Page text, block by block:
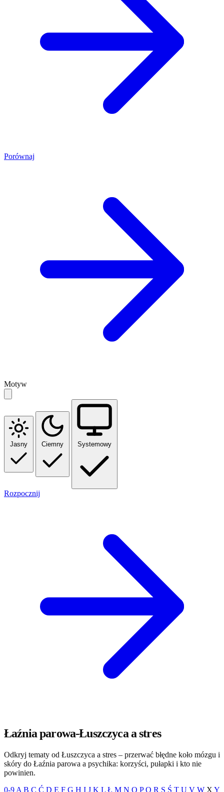
Porównaj
Motyw
Jasny Ciemny Systemowy
Rozpocznij
Łaźnia parowa-Łuszczyca a stres
Odkryj tematy od Łuszczyca a stres – przerwać błędne koło mózgu i
skóry do Łaźnia parowa a psychika: korzyści, pułapki i kto nie
powinien.
0-9 A B C Ć D E F G H I J K L Ł M N O PQ R S Ś T U V W X Y